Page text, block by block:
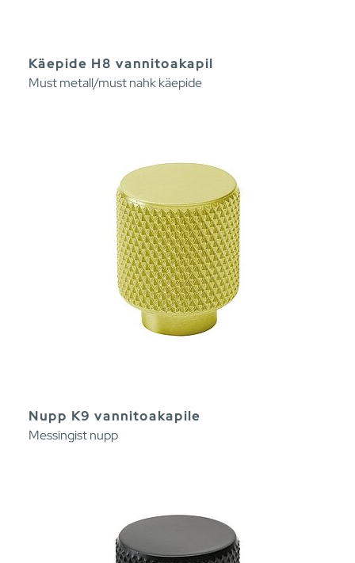
Käepide H8 vannitoakapil
Must metall/must nahk käepide
Nupp K9 vannitoakapile
Messingist nupp